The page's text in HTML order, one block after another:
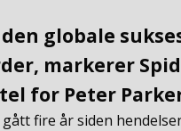
globale
markerer
for Peter
fire år siden